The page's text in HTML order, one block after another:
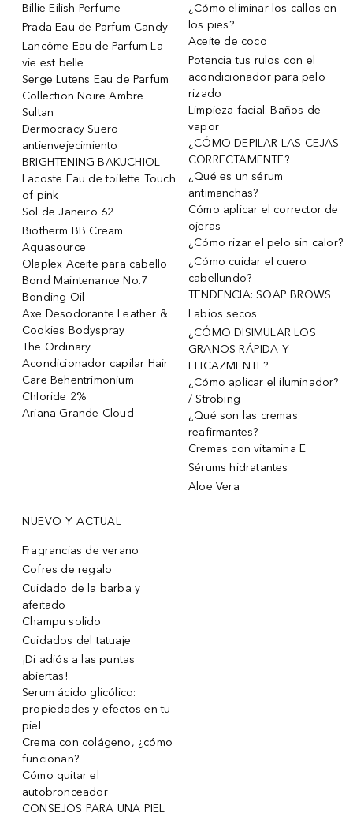
Billie Eilish Perfume
Prada Eau de Parfum Candy
Lancôme Eau de Parfum La
vie est belle
Serge Lutens Eau de Parfum
Collection Noire Ambre
Sultan
Dermocracy Suero
antienvejecimiento
BRIGHTENING BAKUCHIOL
Lacoste Eau de toilette Touch
of pink
Sol de Janeiro 62
Biotherm BB Cream
Aquasource
Olaplex Aceite para cabello
Bond Maintenance No.7
Bonding Oil
Axe Desodorante Leather &
Cookies Bodyspray
The Ordinary
Acondicionador capilar Hair
Care Behentrimonium
Chloride 2%
Ariana Grande Cloud
¿Cómo eliminar los callos en
los pies?
Aceite de coco
Potencia tus rulos con el
acondicionador para pelo
rizado
Limpieza facial: Baños de
vapor
¿CÓMO DEPILAR LAS CEJAS
CORRECTAMENTE?
¿Qué es un sérum
antimanchas?
Cómo aplicar el corrector de
ojeras
¿Cómo rizar el pelo sin calor?
¿Cómo cuidar el cuero
cabellundo?
TENDENCIA: SOAP BROWS
Labios secos
¿CÓMO DISIMULAR LOS
GRANOS RÁPIDA Y
EFICAZMENTE?
¿Cómo aplicar el iluminador?
/ Strobing
¿Qué son las cremas
reafirmantes?
Cremas con vitamina E
Sérums hidratantes
Aloe Vera
NUEVO Y ACTUAL
Fragrancias de verano
Cofres de regalo
Cuidado de la barba y
afeitado
Champu solido
Cuidados del tatuaje
¡Di adiós a las puntas
abiertas!
Serum ácido glicólico:
propiedades y efectos en tu
piel
Crema con colágeno, ¿cómo
funcionan?
Cómo quitar el
autobronceador
CONSEJOS PARA UNA PIEL